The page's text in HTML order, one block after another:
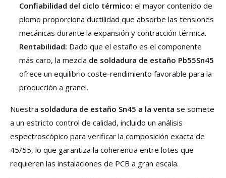
Confiabilidad del ciclo térmico: el mayor contenido de
plomo proporciona ductilidad que absorbe las tensiones
mecánicas durante la expansión y contracción térmica.
Rentabilidad: Dado que el estaño es el componente
más caro, la mezcla de soldadura de estaño Pb55Sn45
ofrece un equilibrio coste-rendimiento favorable para la
producción a granel.
Nuestra soldadura de estaño Sn45 a la venta se somete
a un estricto control de calidad, incluido un análisis
espectroscópico para verificar la composición exacta de
45/55, lo que garantiza la coherencia entre lotes que
requieren las instalaciones de PCB a gran escala.